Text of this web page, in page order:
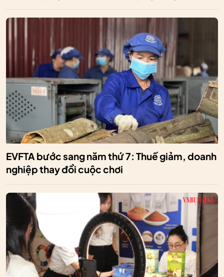
EVFTA bước sang năm thứ 7: Thuế giảm, doanh
nghiệp thay đổi cuộc chơi